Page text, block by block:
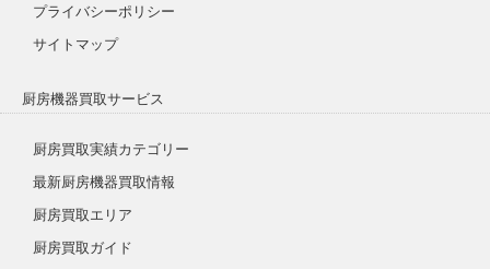
プライバシーポリシー
サイトマップ
厨房機器買取サービス
厨房買取実績カテゴリー
最新厨房機器買取情報
厨房買取エリア
厨房買取ガイド